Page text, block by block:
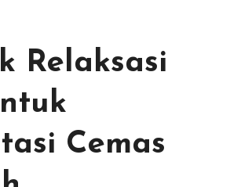
Relaksasi
Cemas